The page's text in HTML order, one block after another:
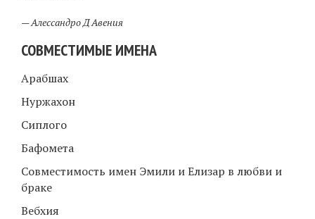
—Алессандро Д Авения
СОВМЕСТИМЫЕ ИМЕНА
Арабшах
Нуржахон
Сиплого
Бафомета
Совместимость имен Эмили и Елизар в любви и
браке
Вебхия